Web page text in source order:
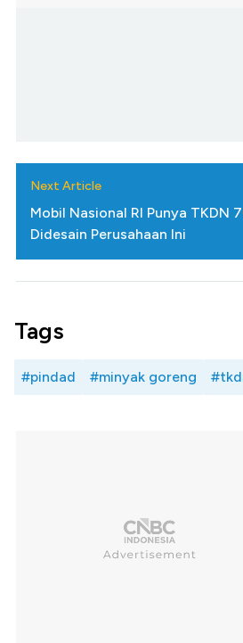
Next Article
Mobil Nasional RI Punya TKDN
Didesain Perusahaan Ini
Tags
#pindad #minyak goreng